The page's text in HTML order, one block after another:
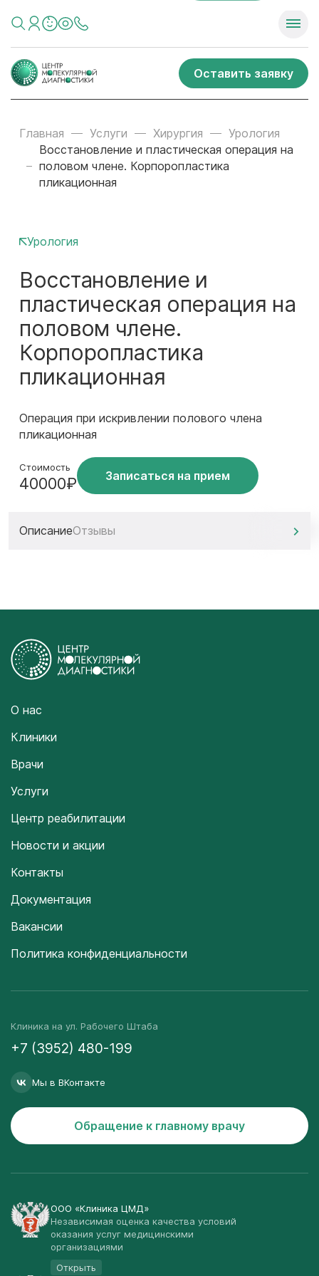
Оставить заявку
Главная Услуги Хирургия
Урология
Восстановление и пластическая операция на
половом члене. Корпоропластика
пликационная
Урология
Восстановление и
пластическая операция на
половом члене.
Корпоропластика
пликационная
Операция при искривлении полового члена
пликационная
Стоимость
40000₽ Записаться на прием
ОписаниеОтзывы
О нас
Клиники
Врачи
Услуги
Центр реабилитации
Новости и акции
Контакты
Документация
Вакансии
Политика конфиденциальности
Клиника на ул. Рабочего Штаба
+7 (3952) 480-199
Мы в ВКонтакте
Обращение к главному врачу
ООО «Клиника ЦМД»
Независимая оценка качества условий
оказания услуг медицинскими
организациями
Открыть